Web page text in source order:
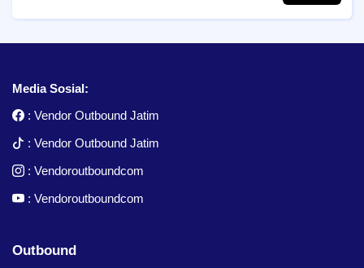
Media Sosial:
: Vendor Outbound Jatim
: Vendor Outbound Jatim
: Vendoroutboundcom
: Vendoroutboundcom
Outbound